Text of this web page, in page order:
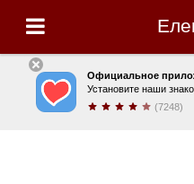
Официальное
Установите наши
(7248)